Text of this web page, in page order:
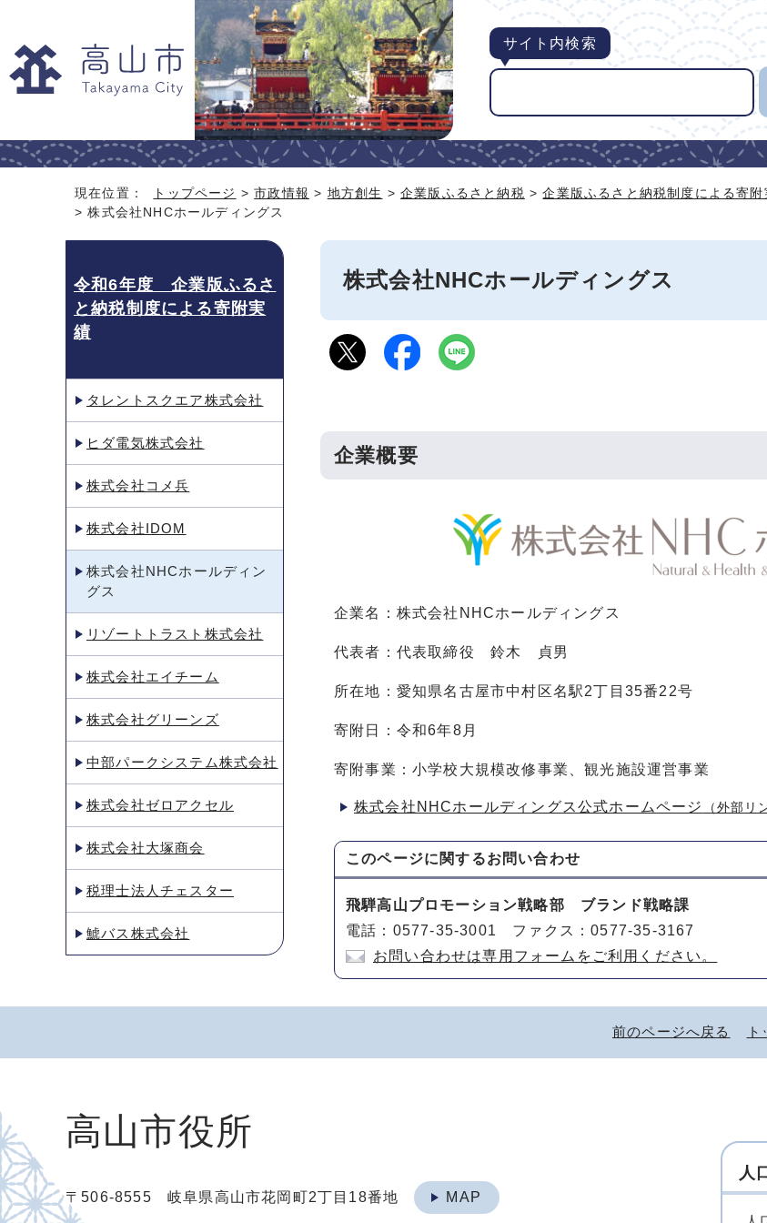
サイト内検索
現在位置： トップページ >市政情報 > 地方創生 >企業版ふるさと納税 >企業版ふるさと納税制度による寄附
> 株式会社NHCホールディングス
株式会社NHCホールディングス
企業概要
企業名：株式会社NHCホールディングス
代表者：代表取締役 鈴木 貞男
所在地：愛知県名古屋市中村区名駅2丁目35番22号
寄附日：令和6年8月
寄附事業：小学校大規模改修事業、観光施設運営事業
株式会社NHCホールディングス公式ホームページ （外部リ
このページに関するお問い合わせ
飛騨高山プロモーション戦略部 ブランド戦略課
電話：0577-35-3001 ファクス：0577-35-3167
お問い合わせは専用フォームをご利用ください。
令和6年度 企業版ふるさ
と納税制度による寄附実
績
タレントスクエア株式会社
ヒダ電気株式会社
株式会社コメ兵
株式会社IDOM
株式会社NHCホールディン
グス
リゾートトラスト株式会社
株式会社エイチーム
株式会社グリーンズ
中部パークシステム株式会社
株式会社ゼロアクセル
株式会社大塚商会
税理士法人チェスター
鯱バス株式会社
前のページへ戻る
高山市役所
〒506-8555 岐阜県高山市花岡町2丁目18番地 MAP
人